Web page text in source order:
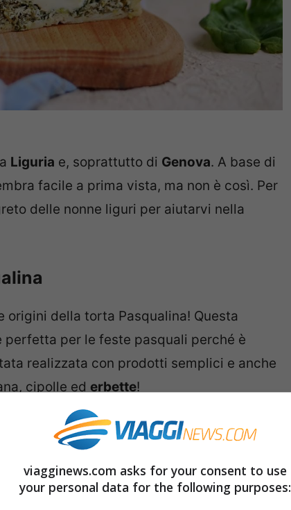
Liguria e, soprattutto di Genova. A base di
facile a prima vista, ma non è così. Per
delle nonne liguri per aiutarvi nella
della torta Pasqualina! Questa
per le feste pasquali perché è
realizzata con prodotti semplici e anche
cipolle ed erbette!
è rimasta, più o meno la stessa! Si
in circa 30 parti o foglie di pasta.
le sfoglie che devono essere più grosse
Successivamente si riempie la base
viagginews.com asks for your consent to use
your personal data for the following purposes: